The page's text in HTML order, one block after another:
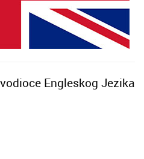
Engleskog Jezika